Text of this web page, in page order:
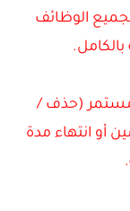
الوظائف
مستمر (حذف /
أو انتهاء مدة